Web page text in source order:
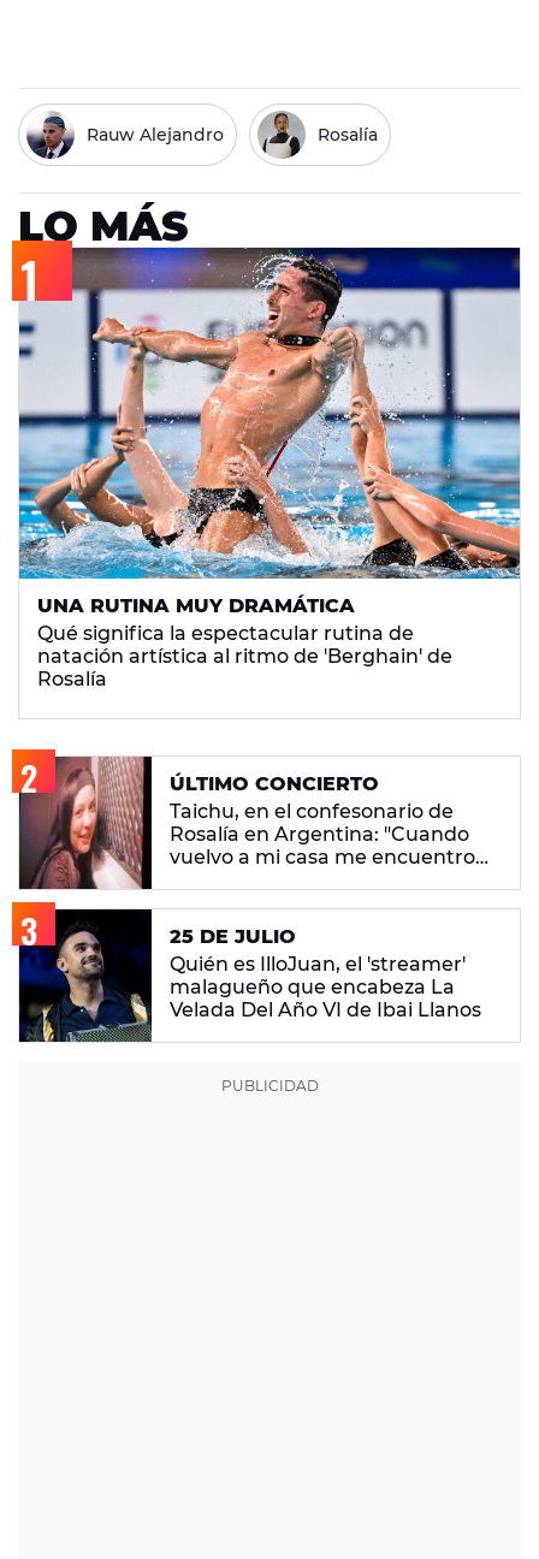
Rauw Alejandro Rosalía
LO MÁS
UNA RUTINA MUY DRAMÁTICA
Qué significa la espectacular rutina de
natación artística al ritmo de 'Berghain' de
Rosalía
ÚLTIMO CONCIERTO
Taichu, en el confesonario de
Rosalía en Argentina: "Cuando
vuelvo a mi casa me encuentro
25 DE JULIO
Quién es IlloJuan, el 'streamer'
malagueño que encabeza La
Velada Del Año VI de Ibai Llanos